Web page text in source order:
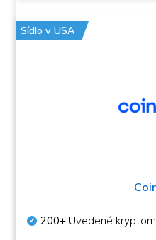
Sídlo v USA
200+ Uvedené